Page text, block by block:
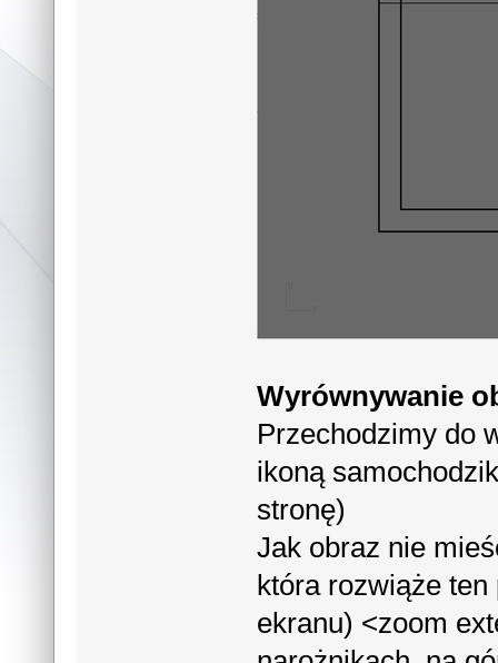
Wyrównywanie
Przechodzimy do
ikoną
stronę)
Jak obraz nie
która rozwiąże
ekranu) <zoom